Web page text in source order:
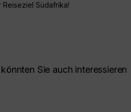
Südafrika!
Sie auch interessieren